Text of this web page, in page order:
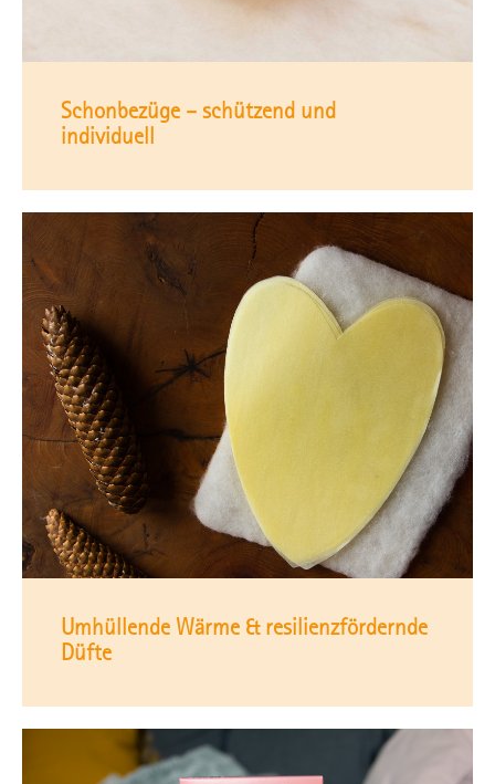
Schonbezüge – schützend und
individuell
Umhüllende Wärme & resilienzfördernde
Düfte